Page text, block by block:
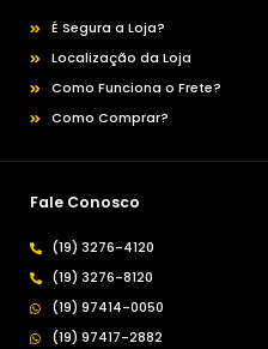
É Segura a Loja?
Localização da Loja
Como Funciona o Frete?
Como Comprar?
Fale Conosco
(19) 3276-4120
(19) 3276-8120
(19) 97414-0050
(19) 97417-2882